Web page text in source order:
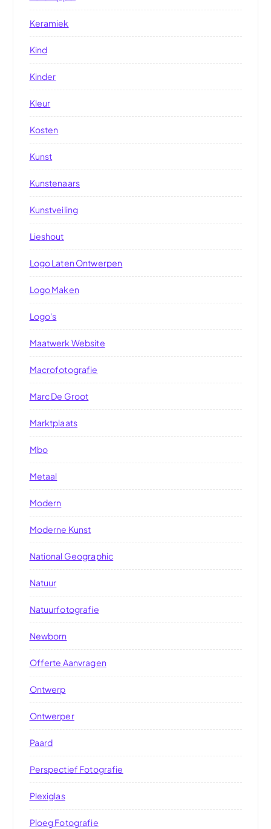
Keramiek
Kind
Kinder
Kleur
Kosten
Kunst
Kunstenaars
Kunstveiling
Lieshout
Logo Laten Ontwerpen
Logo Maken
Logo's
Maatwerk Website
Macrofotografie
Marc De Groot
Marktplaats
Mbo
Metaal
Modern
Moderne Kunst
National Geographic
Natuur
Natuurfotografie
Newborn
Offerte Aanvragen
Ontwerp
Ontwerper
Paard
Perspectief Fotografie
Plexiglas
Ploeg Fotografie